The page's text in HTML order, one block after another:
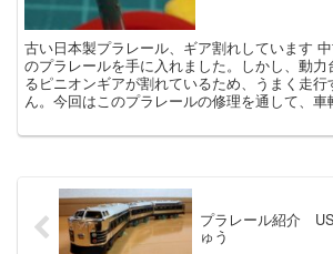
古い日本製プラレール、ギア割れしています
のプラレールを手に入れました。しかし、動
るピニオンギアが割れているため、うまく走
ん。今回はこのプラレールの修理を通して、車
プラレール紹介
ゅう